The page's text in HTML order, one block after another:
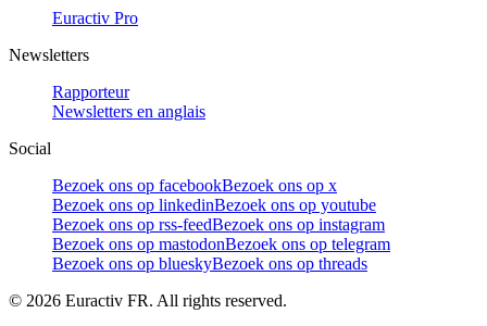
Euractiv Pro
Newsletters
Rapporteur
Newsletters en anglais
Social
Bezoek ons op facebookBezoek ons op x
Bezoek ons op linkedinBezoek ons op youtube
Bezoek ons op rss-feedBezoek ons op instagram
Bezoek ons op mastodonBezoek ons op telegram
Bezoek ons op blueskyBezoek ons op threads
© 2026 Euractiv FR. All rights reserved.